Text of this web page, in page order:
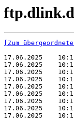
[Zum
17.06.2025
17.06.2025
17.06.2025
17.06.2025
17.06.2025
17.06.2025
17.06.2025
17.06.2025
17.06.2025